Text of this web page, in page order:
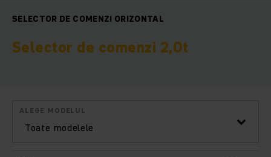
SELECTOR DE COMENZI ORIZONTAL
Selector de comenzi 2,0t
Toate modelele
ALEGE MODELUL